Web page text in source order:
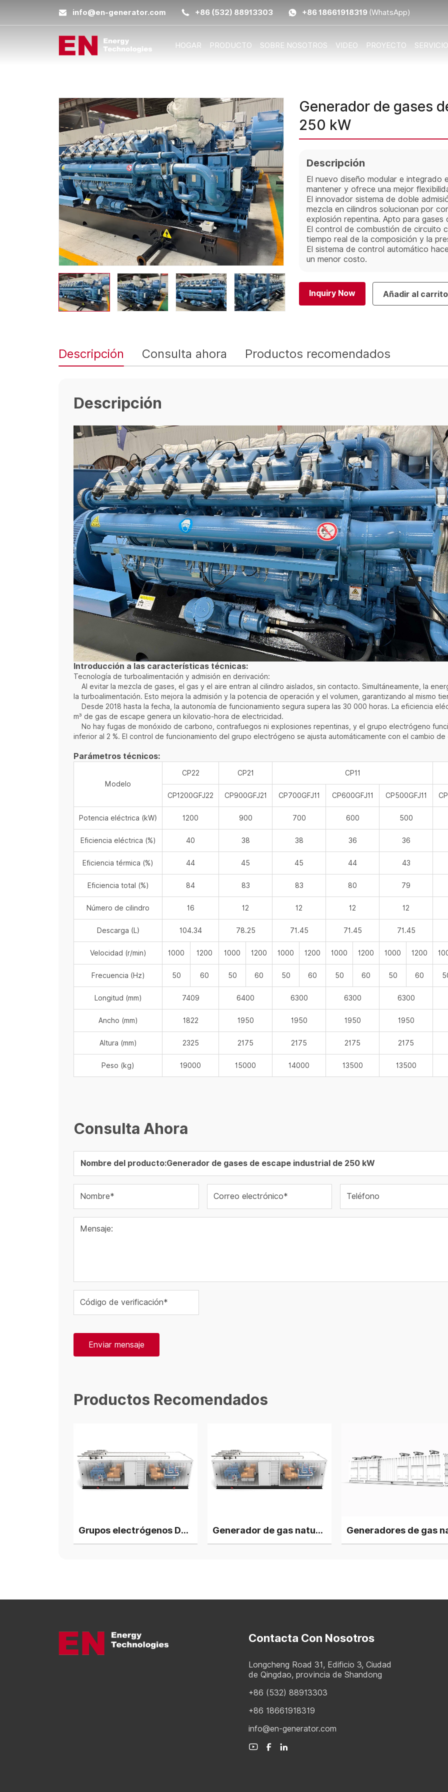
info@en-generator.com +86 (532) 88913303 +86 18661918319(WhatsApp)
HOGAR PRODUCTO SOBRE NOSOTROS VIDEO PROYECTO SERVICIO
Generador de gases
250 kW
Descripción
El nuevo diseño modular e integrado
mantener y ofrece una mejor
El innovador sistema de doble
mezcla en cilindros solucionan por
explosión repentina. Apto para gases
El control de combustión de circuito
tiempo real de la composición y la
El sistema de control automático
un menor costo.
Inquiry Now Añadir al
Descripción Consulta ahora Productos recomendados
Descripción
Introducción a las características técnicas:
Tecnología de turboalimentación y admisión en derivación:
Al evitar la mezcla de gases, el gas y el aire entran al cilindro aislados, sin contacto. Simultáneamente, la
la turboalimentación. Esto mejora la admisión y la potencia de operación y el volumen, garantizando al mismo
Desde 2018 hasta la fecha, la autonomía de funcionamiento segura supera las 30 000 horas. La eficiencia
m³ de gas de escape genera un kilovatio-hora de electricidad.
No hay fugas de monóxido de carbono, contrafuegos ni explosiones repentinas, y el grupo electrógeno
inferior al 2 %. El control de funcionamiento del grupo electrógeno se ajusta automáticamente con el cambio de
Parámetros técnicos:
Modelo
CP22 CP21 CP11
CP1200GFJ22 CP900GFJ21 CP700GFJ11 CP600GFJ11 CP500GFJ11
Potencia eléctrica (kW) 1200 900 700 600 500
Eficiencia eléctrica (%) 40 38 38 36 36
Eficiencia térmica (%) 44 45 45 44 43
Eficiencia total (%) 84 83 83 80 79
Número de cilindro 16 12 12 12 12
Descarga (L) 104.34 78.25 71.45 71.45 71.45
Velocidad (r/min) 1000 1200 1000 1200 1000 1200 1000 1200 1000 1200
Frecuencia (Hz) 50 60 50 60 50 60 50 60 50 60
Longitud (mm) 7409 6400 6300 6300 6300
Ancho (mm) 1822 1950 1950 1950 1950
Altura (mm) 2325 2175 2175 2175 2175
Peso (kg) 19000 15000 14000 13500 13500
Consulta Ahora
Nombre* Correo electrónico* Teléfono
Mensaje:
Código de verificación*
Enviar mensaje
Productos Recomendados
Grupos electrógenos Deutz Biogas de 1800 kW, 4 unidades en planta de energía en paralelo Generador de gas natural Deutz V12 de 2 MW, 4 grupos en planta de energía en paralelo
Contacta Con Nosotros
Longcheng Road 31, Edificio 3, Ciudad
de Qingdao, provincia de Shandong
+86 (532) 88913303
+86 18661918319
info@en-generator.com